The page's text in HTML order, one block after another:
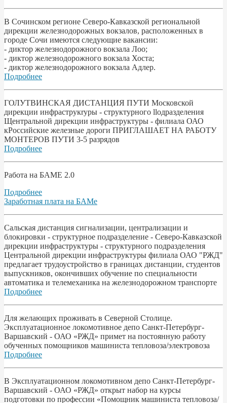
В Сочинском регионе Северо-Кавказской региональной
дирекции железнодорожных вокзалов, расположенных в
городе Сочи имеются следующие вакансии:
- диктор железнодорожного вокзала Лоо;
- диктор железнодорожного вокзала Хоста;
- диктор железнодорожного вокзала Адлер.
Подробнее
ГОЛУТВИНСКАЯ ДИСТАНЦИЯ ПУТИ Московской
дирекции инфраструкryры - структурного llодразделения
Щентральной дирекции инфраструктуры - филиала ОАО
кРоссийские железные дороги ПРИГЛАШАЕТ НА РАБОТУ
МОНТЕРОВ ПУТИ 3-5 разрядов
Подробнее
Работа на БАМЕ 2.0
Подробнее
Заработная плата на БАМе
Сальская дистанция сигнализации, централизации и
блокировки - структурное подразделение - Северо-Кавказской
дирекции инфраструктуры - структурного подразделения
Центральной дирекции инфраструктуры филиала ОАО "РЖД"
предлагает трудоустройство в границах дистанции, студентов
выпускников, окончивших обучение по специальности
автоматика и телемеханика на железнодорожном транспорте
Подробнее
Для желающих проживать в Северной Столице.
Эксплуатационное локомотивное депо Санкт-Петербург-
Варшавский - ОАО «РЖД» примет на постоянную работу
обученных помощников машиниста тепловоза/электровоза
Подробнее
В Эксплуатационном локомотивном депо Санкт-Петербург-
Варшавский - ОАО «РЖД» открыт набор на курсы
подготовки по профессии «Помощник машиниста тепловоза/